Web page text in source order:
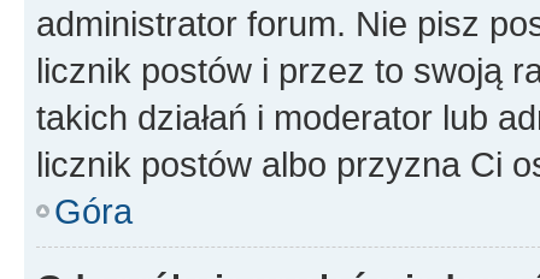
administrator forum. Nie pisz
licznik postów i przez to swoją
takich działań i moderator lub
licznik postów albo przyzna Ci
Góra